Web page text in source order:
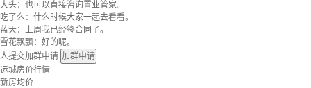
大头：也可以直接咨询置业管家。
吃了么：什么时候大家一起去看看。
蓝天：上周我已经签合同了。
雪花飘飘：好的呢。
人提交加群申请 加群申请
运城房价行情
新房均价